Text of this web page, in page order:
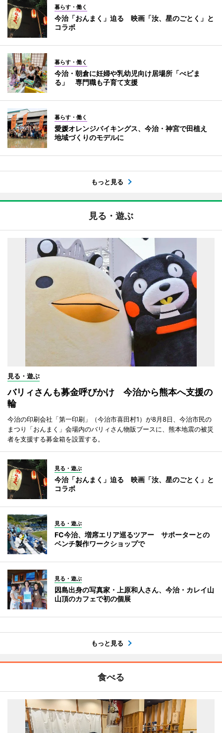
暮らす・働く
今治「おんまく」迫る 映画「汝、星のごとく」と
コラボ
暮らす・働く
今治・朝倉に妊婦や乳幼児向け居場所「べビま
る」 専門職も子育て支援
暮らす・働く
愛媛オレンジバイキングス、今治・神宮で田植え
地域づくりのモデルに
もっと見る
見る・遊ぶ
見る・遊ぶ
バリィさんも募金呼びかけ 今治から熊本へ支援の
輪
今治の印刷会社「第一印刷」（今治市喜田村1）が8月8日、今治市民の
まつり「おんまく」会場内のバリィさん物販ブースに、熊本地震の被災
者を支援する募金箱を設置する。
見る・遊ぶ
今治「おんまく」迫る 映画「汝、星のごとく」と
コラボ
見る・遊ぶ
FC今治、増席エリア巡るツアー サポーターとの
ベンチ製作ワークショップで
見る・遊ぶ
因島出身の写真家・上原和人さん、今治・カレイ山
山頂のカフェで初の個展
もっと見る
食べる